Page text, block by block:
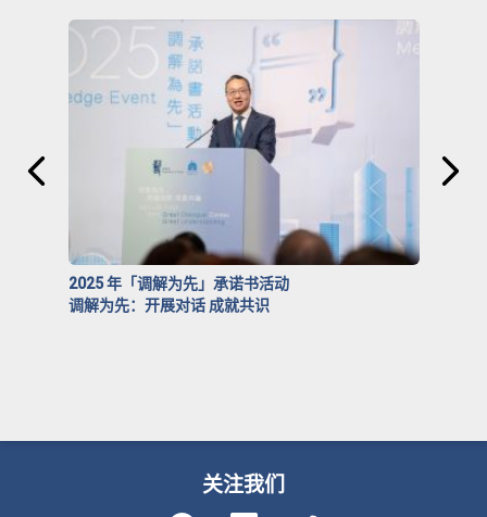
2025 年「调解为先」承诺书活动
调解为先：开展对话 成就共识
关注我们